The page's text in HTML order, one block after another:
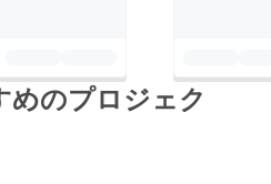
のプロジェク